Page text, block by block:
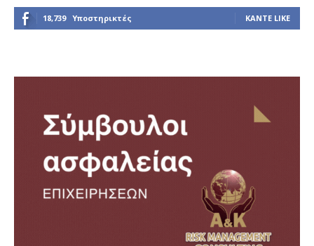
18,739 Υποστηρικτές ΚΆΝΤΕ LIKE